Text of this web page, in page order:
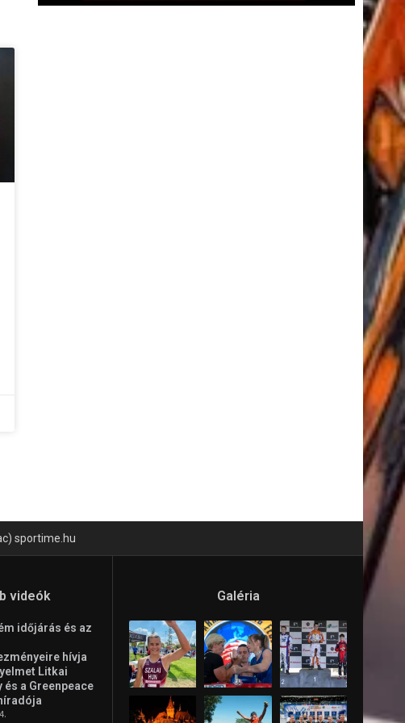
sportime.hu
videók
időjárás és az
hívja
Litkai
és a Greenpeace
Galéria